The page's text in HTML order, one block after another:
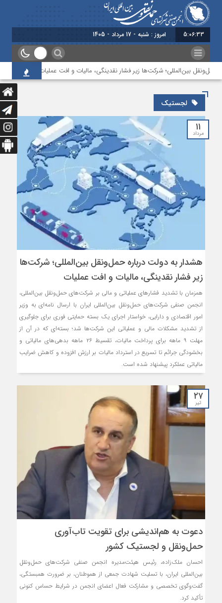
5:06:34 امروز : شنبه - 17 مرداد - 1405
بین‌المللی؛ شرکت‌ها زیر فشار نقدینگی، مالیات و افت عملیات بررسی
لجستیک
۱۱
مرداد
هشدار به دولت درباره حمل‌ونقل بین‌المللی؛ شرکت‌ها
زیر فشار نقدینگی، مالیات و افت عملیات
همزمان با تشدید فشارهای عملیاتی و مالی بر شرکت‌های حمل‌ونقل بین‌المللی،
انجمن صنفی شرکت‌های حمل‌ونقل بین‌المللی ایران با ارسال نامه‌ای به وزیر
امور اقتصادی و دارایی، خواستار اجرای یک بسته حمایتی فوری برای جلوگیری
از تشدید مشکلات مالی و عملیاتی این شرکت‌ها شد؛ بسته‌ای که در آن از
مهلت ۹ ماهه برای پرداخت مالیات، تقسیط ۲۶ ماهه بدهی‌های مالیاتی و
بخشودگی جرائم تا تسریع در استرداد مالیات بر ارزش افزوده و کاهش ضرایب
مالیاتی عملکرد پیشنهاد شده است.
۲۷
تیر
دعوت به هم‌اندیشی برای تقویت تاب‌آوری
حمل‌ونقل و لجستیک کشور
احسان ملک‌زاده، رئیس هیئت‌مدیره انجمن صنفی شرکت‌های حمل‌ونقل
بین‌المللی ایران، با تسلیت شهادت جمعی از هموطنان، بر ضرورت همبستگی،
گفت‌وگوی تخصصی و مشارکت فعال اعضای انجمن در شرایط حساس کنونی
تأکید کرد.